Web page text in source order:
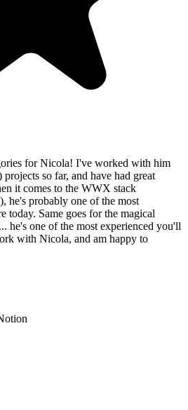
for Nicola! I've worked with him
so far, and have had great
it comes to the WWX stack
he's probably one of the most
today. Same goes for the magical
he's one of the most experienced you'll
with Nicola, and am happy to